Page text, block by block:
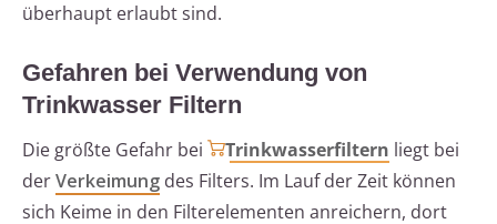
überhaupt erlaubt sind.
Gefahren bei Verwendung von
Trinkwasser Filtern
Die größte Gefahr bei Trinkwasserfiltern liegt bei
derVerkeimung des Filters. Im Lauf der Zeit können
sich Keime in den Filterelementen anreichern, dort